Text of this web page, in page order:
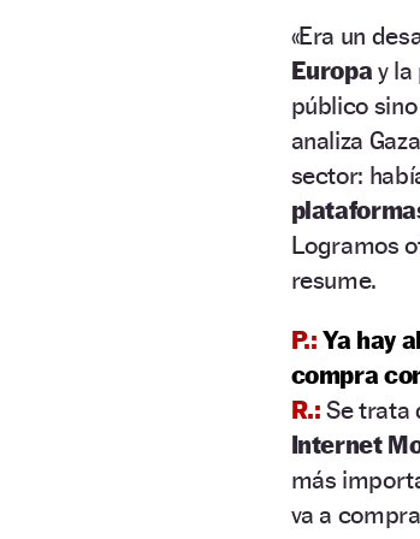
«Era un
Europa y
público
analiza
sector:
Logramos
resume.
P.:Ya hay
compra
R.:Se trata
Internet
más
va a